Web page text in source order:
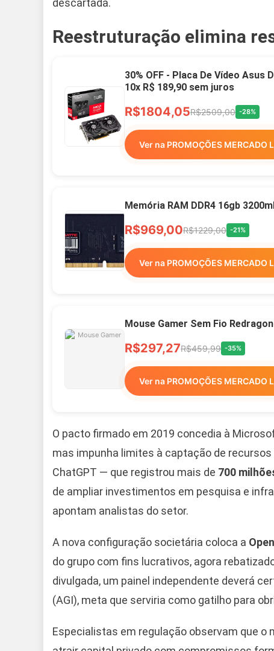
descartada.
Reestruturação elimina
30% OFF - Placa De Vídeo Asus
10x R$ 189,90 sem juros
R$1804,05R$2509,00 -28%
Ver na PROMOÇÕES MERCADO
Memória RAM DDR4 16gb
R$969,00R$1229,00 -21%
Ver na PROMOÇÕES MERCADO
Mouse Gamer Sem Fio
R$297,27R$459,99 -35%
Ver na PROMOÇÕES MERCADO
O pacto firmado em 2019 concedia à
mas impunha limites à captação de
ChatGPT — que registrou mais de 700
de ampliar investimentos em pesquisa e
apontam analistas do setor.
A nova configuração societária coloca a
do grupo com fins lucrativos, agora
divulgada, um painel independente deverá
(AGI), meta que serviria como gatilho para
Especialistas em regulação observam que o